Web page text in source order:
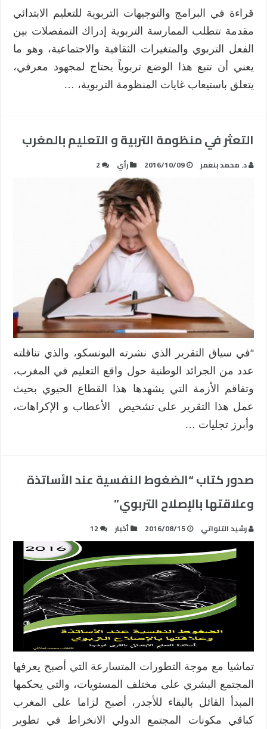
قراءة في البرامج والتوجيهات التربوية للتعليم الابتدائي
مقدمة تتطلب الممارسة التربوية إدراك التمفصلات بين
الفعل التربوي والمتغيرات الثقافية والاجتماعية، وهو ما
يعني أن تتبع هذا الوضع تربوياً يحتاج لمجهود معرفي،
يتعلق باستيعاب غايات المنظومة التربوية، …
التعثر في منظومة التربية و التعليم بالمغرب
د. محمد بنعمر 2016/10/09 رأي 2
“في سياق التقرير الذي نشرته اليونسكو، والذي تناقلته
عدد من الجرائد الوطنية حول واقع التعليم في المغرب،
وتفاقم الأزمة التي يشهدها هذا القطاع الحيوي بحيث
عمل هذا التقرير على تشخيص الأعطاب و الإكراهات،
وأبرز تجليات …
صدور كتاب “الضغوط النفسية عند الأساتذة
وعلاقتها بالإصلاح التربوي”
رشيد التلواتي 2016/08/15 أخبار 12
تماشيا مع موجة التطورات المتسارعة التي أصبح يعرفها
المجتمع البشري على مختلف المستويات، والتي يحكمها
المبدأ القائل بالبقاء للأجدر، أصبح لزاما على المغرب
كباقي مكونات المجتمع الدولي الانخراط في تطوير